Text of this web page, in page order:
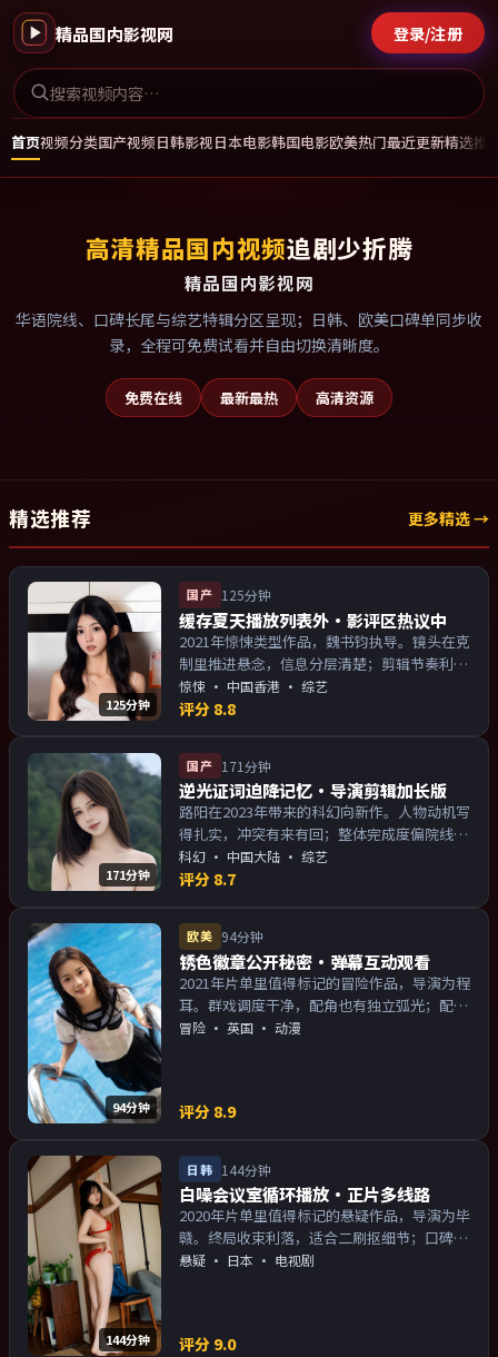
精品国内影视网 登录/注册
首页视频分类国产视频日韩影视日本电影韩国电影欧美热门最近更新精选推
高清精品国内视频追剧少折腾
精品国内影视网
华语院线、口碑长尾与综艺特辑分区呈现；日韩、欧美口碑单同步收
录，全程可免费试看并自由切换清晰度。
免费在线 最新最热 高清资源
精选推荐 更多精选 →
125分钟
国产 125分钟
缓存夏天播放列表外·影评区热议中
2021年惊悚类型作品，魏书钧执导。镜头在克
制里推进悬念，信息分层清楚；剪辑节奏利
落，观感顺滑。主演以演技派为主，适合喜欢
强叙事与人物关系的观众加入片单。
惊悚 · 中国香港 · 综艺
评分 8.8
171分钟
国产 171分钟
逆光证词迫降记忆·导演剪辑加长版
路阳在2023年带来的科幻向新作。人物动机写
得扎实，冲突有来有回；整体完成度偏院线质
感。主演以演技派为主，适合喜欢强叙事与人
物关系的观众加入片单。
科幻 · 中国大陆 · 综艺
评分 8.7
94分钟
欧美 94分钟
锈色徽章公开秘密·弹幕互动观看
2021年片单里值得标记的冒险作品，导演为程
耳。群戏调度干净，配角也有独立弧光；配乐
与画面气质统一。主演以演技派为主，适合喜
冒险 · 英国 · 动漫
评分 8.9
144分钟
日韩 144分钟
白噪会议室循环播放·正片多线路
2020年片单里值得标记的悬疑作品，导演为毕
赣。终局收束利落，适合二刷抠细节；口碑向
与娱乐性兼顾。主演以演技派为主，适合喜欢
悬疑 · 日本 · 电视剧
评分 9.0